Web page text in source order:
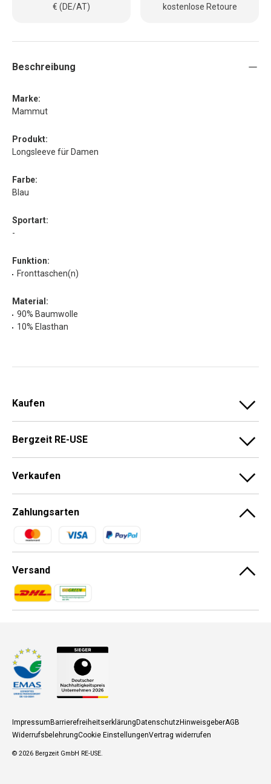
€ (DE/AT)
kostenlose Retoure
Beschreibung
Marke:
Mammut
Produkt:
Longsleeve für Damen
Farbe:
Blau
Sportart:
-
Funktion:
Fronttaschen(n)
Material:
90% Baumwolle
10% Elasthan
Kaufen
Bergzeit RE-USE
Verkaufen
Zahlungsarten
Zahlungsmethoden
Versand
Zahlungsmethoden
Zahlungsmethoden
ImpressumBarrierefreiheitserklärungDatenschutzHinweisgeberAGB
WiderrufsbelehrungCookie EinstellungenVertrag widerrufen
© 2026 Bergzeit GmbH RE-USE.